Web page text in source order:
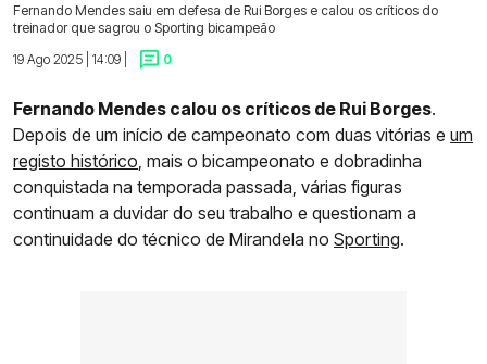
Fernando Mendes saiu em defesa de Rui Borges e calou os críticos do
treinador que sagrou o Sporting bicampeão
19 Ago 2025 | 14:09 |
0
Fernando Mendes calou os críticos de Rui Borges.
Depois de um início de campeonato com duas vitórias e um
registo histórico, mais o bicampeonato e dobradinha
conquistada na temporada passada, várias figuras
continuam a duvidar do seu trabalho e questionam a
continuidade do técnico de Mirandela no Sporting.